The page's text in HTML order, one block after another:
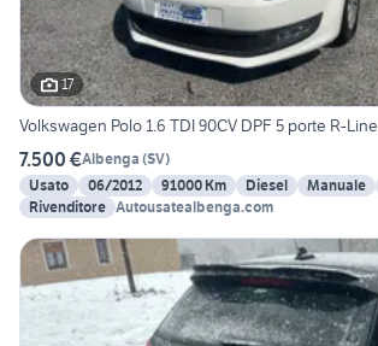
17
Volkswagen Polo 1.6 TDI 90CV DPF 5 porte R-Line
7.500 €Albenga (SV)
Usato
06/2012 91000 Km Diesel Manuale
Rivenditore Autousatealbenga.com